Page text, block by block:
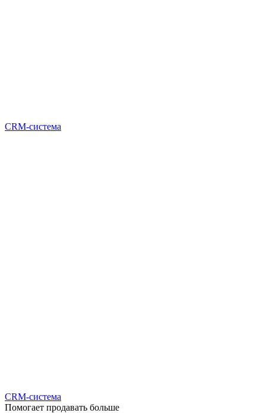
CRM-система
CRM-система
Помогает продавать больше